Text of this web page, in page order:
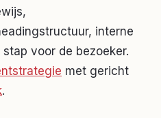
interne
voor de bezoeker.
met gericht
.